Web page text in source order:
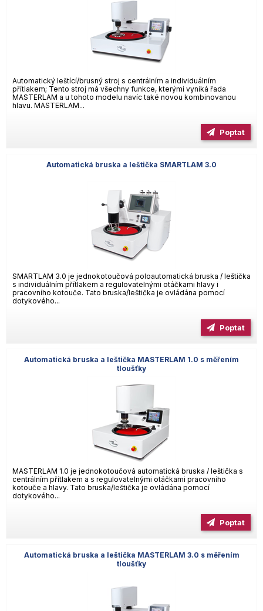
Automatický leštící/brusný stroj s centrálním a individuálním
přítlakem; Tento stroj má všechny funkce, kterými vyniká řada
MASTERLAM a u tohoto modelu navíc také novou kombinovanou
hlavu. MASTERLAM...
Poptat
Automatická bruska a leštička SMARTLAM 3.0
SMARTLAM 3.0 je jednokotoučová poloautomatická bruska / leštička
s individuálním přítlakem a regulovatelnými otáčkami hlavy i
pracovního kotouče. Tato bruska/leštička je ovládána pomocí
dotykového...
Poptat
Automatická bruska a leštička MASTERLAM 1.0 s měřením
tloušťky
MASTERLAM 1.0 je jednokotoučová automatická bruska / leštička s
centrálním přítlakem a s regulovatelnými otáčkami pracovního
kotouče a hlavy. Tato bruska/leštička je ovládána pomocí
dotykového...
Poptat
Automatická bruska a leštička MASTERLAM 3.0 s měřením
tloušťky